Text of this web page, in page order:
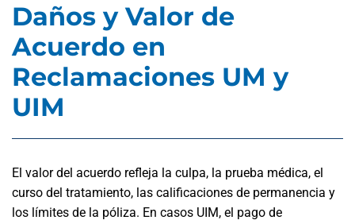
Daños y Valor de
Acuerdo en
Reclamaciones UM y
UIM
El valor del acuerdo refleja la culpa, la prueba médica, el
curso del tratamiento, las calificaciones de permanencia y
los límites de la póliza. En casos UIM, el pago de